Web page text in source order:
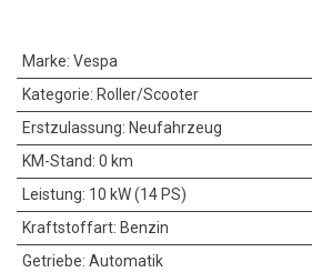
Marke: Vespa
Kategorie: Roller/Scooter
Erstzulassung: Neufahrzeug
KM-Stand: 0 km
Leistung: 10 kW (14 PS)
Kraftstoffart: Benzin
Getriebe: Automatik